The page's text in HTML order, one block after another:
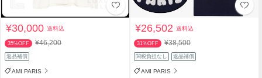
¥30,000送料込
35%OFF ¥46,200
返品補償
AMI PARIS
¥26,502送料込
31%OFF ¥38,500
関税負担なし 返品補償
AMI PARIS